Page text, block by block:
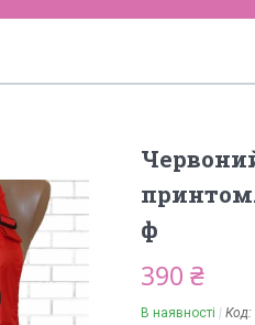
ф
390 ₴
В наявності Код: